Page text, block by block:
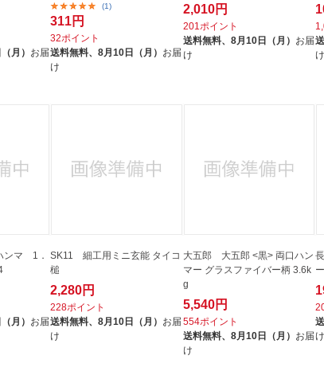
月） お届
(1)
311円
32ポイント
送料無料、8月10日（月） お届
け
2,010円
201ポイント
送料無料、 8月10日（月） お届
け
け
ンマ 1．
月） お届
SK11 細工用ミニ玄能 タイコ
槌
2,280円
228ポイント
送料無料、8月10日（月） お届
け
大五郎 大五郎 <黒> 両口ハン
マー グラスファイバー柄 3.6k
g
5,540円
554ポイント
送料無料、 8月10日（月） お届
け
け